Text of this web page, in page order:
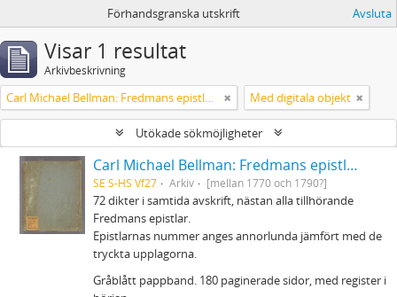
Förhandsgranska utskrift Avsluta
Visar 1 resultat
Arkivbeskrivning
Carl Michael Bellman: Fredmans epistlar m.m. Med digitala objekt
Utökade sökmöjligheter
Carl Michael Bellman: Fredmans epistlar m.m.
SE S-HS Vf27 Arkiv [mellan 1770 och 1790?]
72 dikter i samtida avskrift, nästan alla tillhörande
Fredmans epistlar.
Epistlarnas nummer anges annorlunda jämfört med de
tryckta upplagorna.
Gråblått pappband. 180 paginerade sidor, med register i